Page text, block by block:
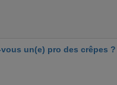
vous un(e) pro des crêpes ?